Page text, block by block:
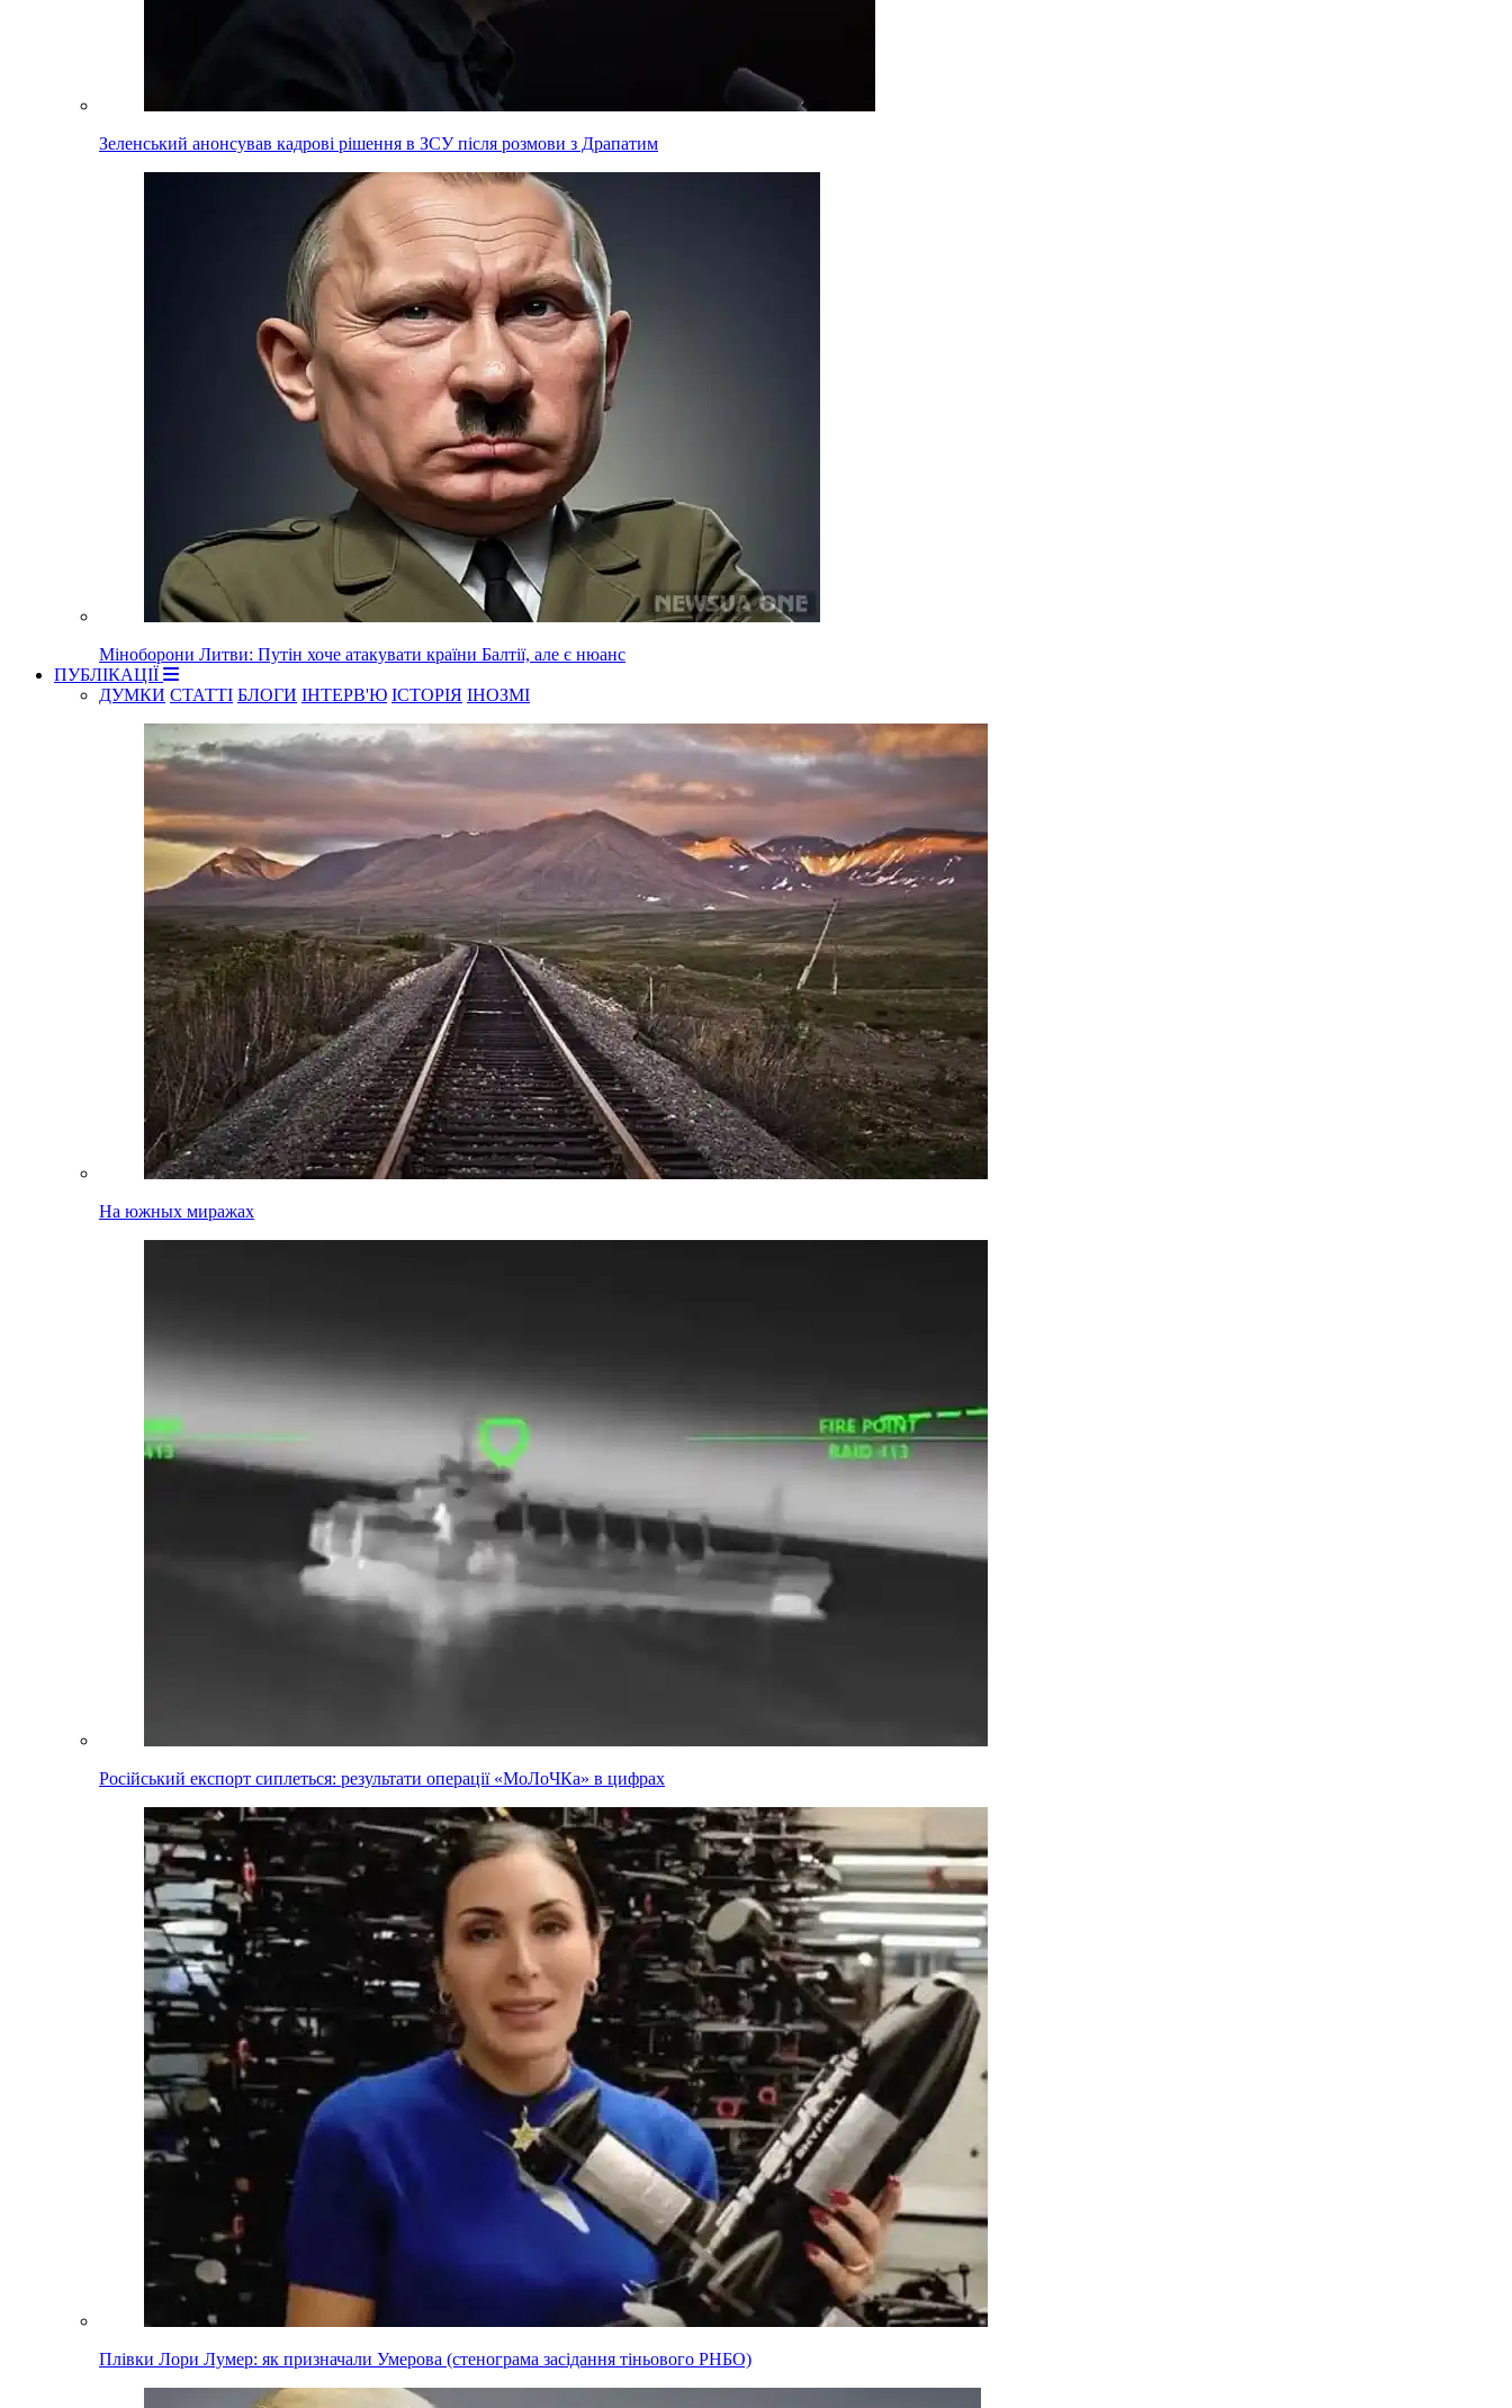
Зеленський анонсував кадрові рішення в ЗСУ після розмови з Драпатим
Міноборони Литви: Путін хоче атакувати країни Балтії, але є нюанс
ПУБЛІКАЦІЇ
ДУМКИ СТАТТІ БЛОГИ ІНТЕРВ'Ю ІСТОРІЯ ІНОЗМІ
На южных миражах
Російський експорт сиплеться: результати операції «МоЛоЧКа» в цифрах
Плівки Лори Лумер: як призначали Умерова (стенограма засідання тіньового РНБО)